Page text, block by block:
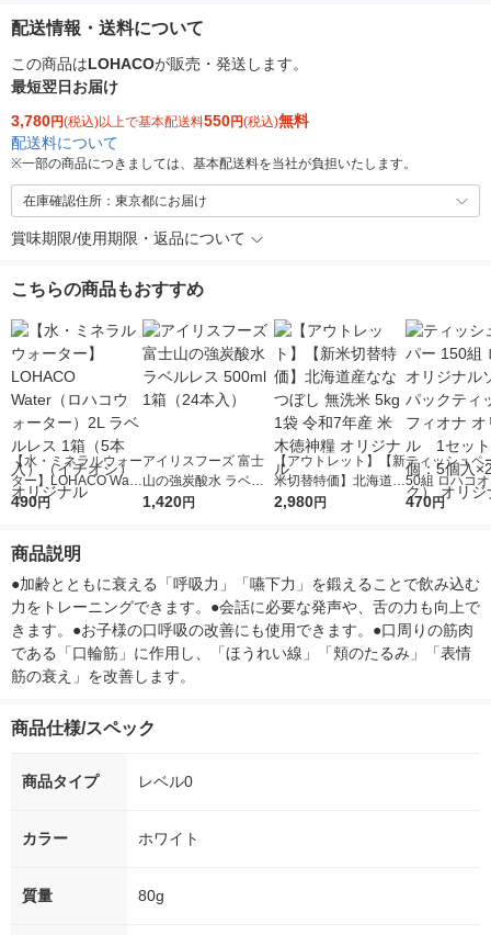
配送情報・送料について
この商品はLOHACOが販売・発送します。
最短翌日お届け
3,780円(税込)以上で基本配送料550円(税込)無料
配送料について
※一部の商品につきましては、基本配送料を当社が負担いたします。
在庫確認住所：東京都にお届け
賞味期限/使用期限・返品について
こちらの商品もおすすめ
【水・ミネラルウォー
ター】LOHACO Wate
r（ロハコウォータ
シ） オリジナル
490円
アイリスフーズ 富士
山の強炭酸水 ラベル
レス 500ml 1箱（24
1,420円
【アウトレット】【新
米切替特価】北海道産
ななつぼし 無洗米 5k
2,980円
ティッシュペ
50組 ロハコ
ルソフトパッ
オリジナル
470円
商品説明
●加齢とともに衰える「呼吸力」「嚥下力」を鍛えることで飲み込む
力をトレーニングできます。●会話に必要な発声や、舌の力も向上で
きます。●お子様の口呼吸の改善にも使用できます。●口周りの筋肉
である「口輪筋」に作用し、「ほうれい線」「頬のたるみ」「表情
筋の衰え」を改善します。
商品仕様/スペック
商品タイプ レベル0
カラー ホワイト
質量 80g